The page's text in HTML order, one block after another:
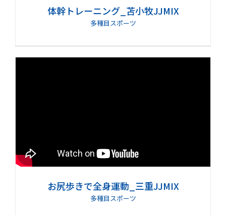
体幹トレーニング_苫小牧JJMIX
多種目スポーツ
お尻歩きで全身運動_三重JJMIX
多種目スポーツ